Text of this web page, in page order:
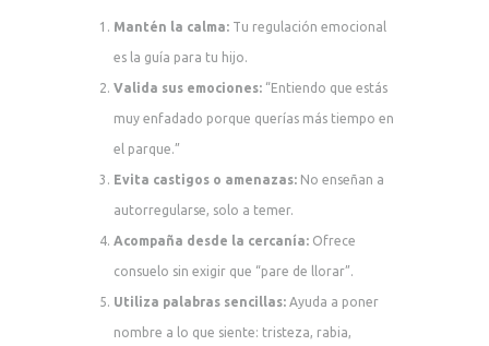
Mantén la calma: Tu regulación emocional
es la guía para tu hijo.
Valida sus emociones: “Entiendo que estás
muy enfadado porque querías más tiempo en
el parque.”
Evita castigos o amenazas: No enseñan a
autorregularse, solo a temer.
Acompaña desde la cercanía: Ofrece
consuelo sin exigir que “pare de llorar”.
Utiliza palabras sencillas: Ayuda a poner
nombre a lo que siente: tristeza, rabia,